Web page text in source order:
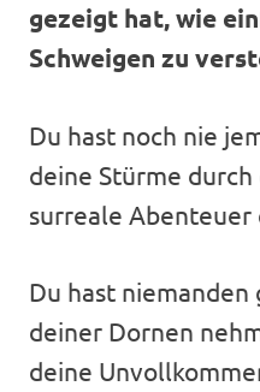
gezeigt hat, wie
Schweigen zu
Du hast noch nie
deine Stürme
surreale Abenteuer
Du hast
deiner Dornen
deine